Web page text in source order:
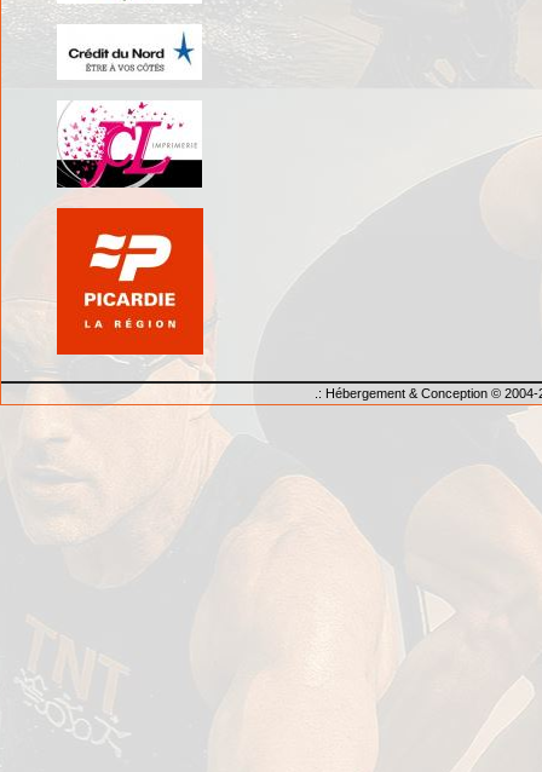
.: Hébergement & Conception ©